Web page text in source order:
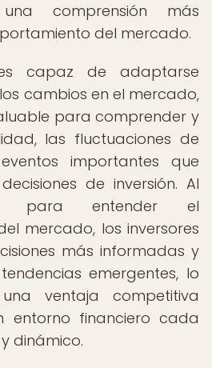
comprensión más
del mercado.
capaz de adaptarse
cambios en el mercado,
para comprender y
las fluctuaciones de
importantes que
de inversión. Al
para entender el
mercado, los inversores
más informadas y
emergentes, lo
ventaja competitiva
entorno financiero cada
dinámico.